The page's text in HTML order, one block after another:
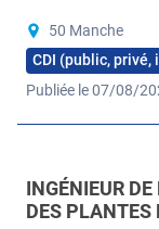
50 Manche
CDI (public, privé,
Publiée le 07/08/
INGÉNIEUR
DES